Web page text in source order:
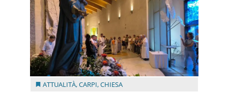
ATTUALITÀ,CARPI,CHIESA